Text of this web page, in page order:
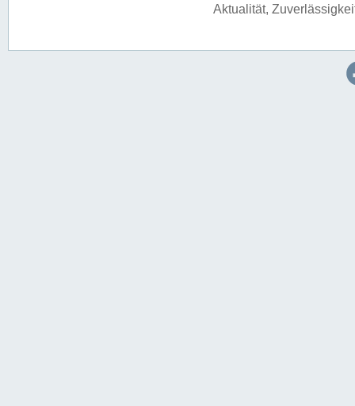
Aktualität,